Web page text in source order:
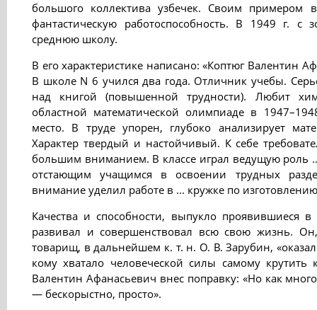
большого коллектива узбечек. Своим примером
фантастическую работоспособность. В 1949 г.
среднюю школу.
В его характеристике написано: «Коптюг Валентин
В школе N 6 учился два года. Отличник учебы.
над книгой (повышенной трудности). Любит
областной математической олимпиаде в
место. В труде упорен, глубоко анализирует
Характер твердый и настойчивый. К себе
большим вниманием. В классе играл ведущую роль
отстающим учащимся в освоении трудных
внимание уделил работе в ... кружке по
Качества и способности, выпукло проявившиеся
развивал и совершенствовал всю свою жизнь. Он,
товарищ, в дальнейшем к. т. н. О. В. Зарубин,
кому хватало человеческой силы самому крутить
Валентин Афанасьевич внес поправку: «Но как
— бескорыстно, просто».